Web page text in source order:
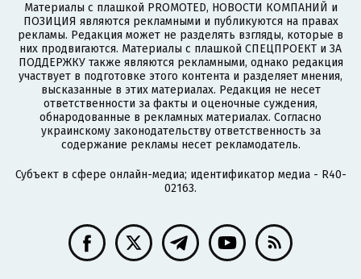
Материалы с плашкой PROMOTED, НОВОСТИ КОМПАНИЙ и
ПОЗИЦИЯ являются рекламными и публикуются на правах
рекламы. Редакция может не разделять взгляды, которые в
них продвигаются. Материалы с плашкой СПЕЦПРОЕКТ и ЗА
ПОДДЕРЖКУ также являются рекламными, однако редакция
участвует в подготовке этого контента и разделяет мнения,
высказанные в этих материалах. Редакция не несет
ответственности за факты и оценочные суждения,
обнародованные в рекламных материалах. Согласно
украинскому законодательству ответственность за
содержание рекламы несет рекламодатель.
Субъект в сфере онлайн-медиа; идентификатор медиа - R40-
02163.